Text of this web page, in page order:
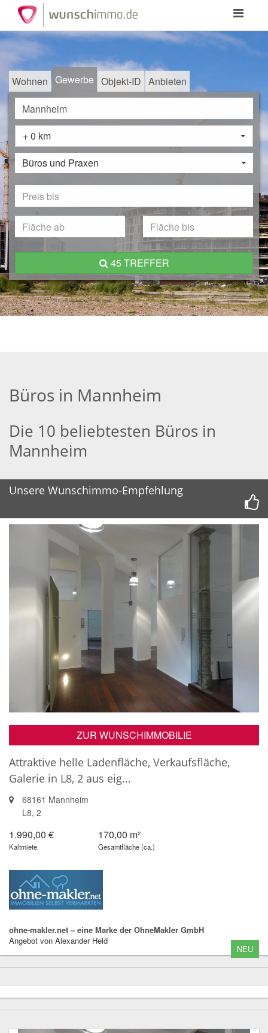
Toggle
Wohnen Gewerbe Objekt-ID Anbieten
+ 0 km
Büros und Praxen
45 TREFFER
Büros in Mannheim
Die 10 beliebtesten Büros in
Mannheim
Unsere Wunschimmo-Empfehlung
ZUR WUNSCHIMMOBILIE
Attraktive helle Ladenfläche, Verkaufsfläche,
Galerie in L8, 2 aus eig...
68161 Mannheim
L8, 2
1.990,00 €
Kaltmiete
170,00 m²
Gesamtfläche (ca.)
ohne-makler.net – eine Marke der OhneMakler GmbH
Angebot von Alexander Held
NEU